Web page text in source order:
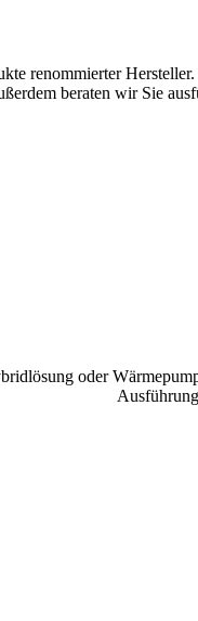
renommierter
beraten wir Sie
oder